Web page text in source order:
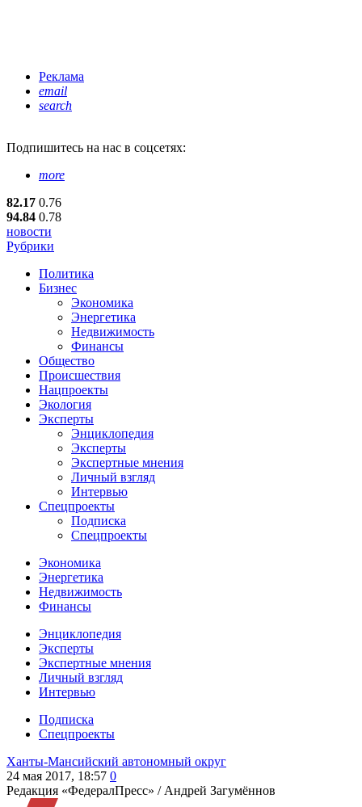
Реклама
email
search
Подпишитесь на нас в соцсетях:
more
82.17 0.76
94.84 0.78
новости
Рубрики
Политика
Бизнес
Экономика
Энергетика
Недвижимость
Финансы
Общество
Происшествия
Нацпроекты
Экология
Эксперты
Энциклопедия
Эксперты
Экспертные мнения
Личный взгляд
Интервью
Спецпроекты
Подписка
Спецпроекты
Экономика
Энергетика
Недвижимость
Финансы
Энциклопедия
Эксперты
Экспертные мнения
Личный взгляд
Интервью
Подписка
Спецпроекты
Ханты-Мансийский автономный округ
24 мая 2017, 18:57 0
Редакция «ФедералПресс» / Андрей Загумённов